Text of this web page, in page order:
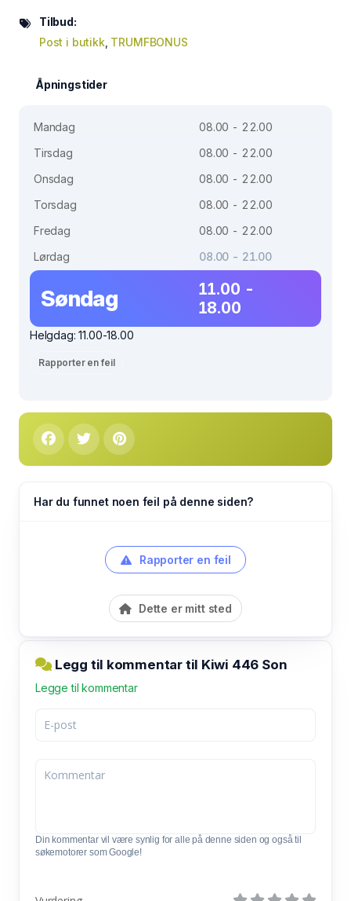
Tilbud:
Post i butikk, TRUMFBONUS
Åpningstider
Mandag
08.00 - 22.00
Tirsdag
08.00 - 22.00
Onsdag
08.00 - 22.00
Torsdag
08.00 - 22.00
Fredag
08.00 - 22.00
Lørdag
08.00 - 21.00
Søndag
11.00 -
18.00
Helgdag: 11.00-18.00
Rapporter en feil
Har du funnet noen feil på denne siden?
Rapporter en feil
Dette er mitt sted
Legg til kommentar til Kiwi 446 Son
Legge til kommentar
Din kommentar vil være synlig for alle på denne siden og også til
søkemotorer som Google!